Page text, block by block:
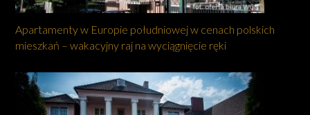
Apartamenty w Europie południowej w cenach polskich
mieszkań – wakacyjny raj na wyciągnięcie ręki